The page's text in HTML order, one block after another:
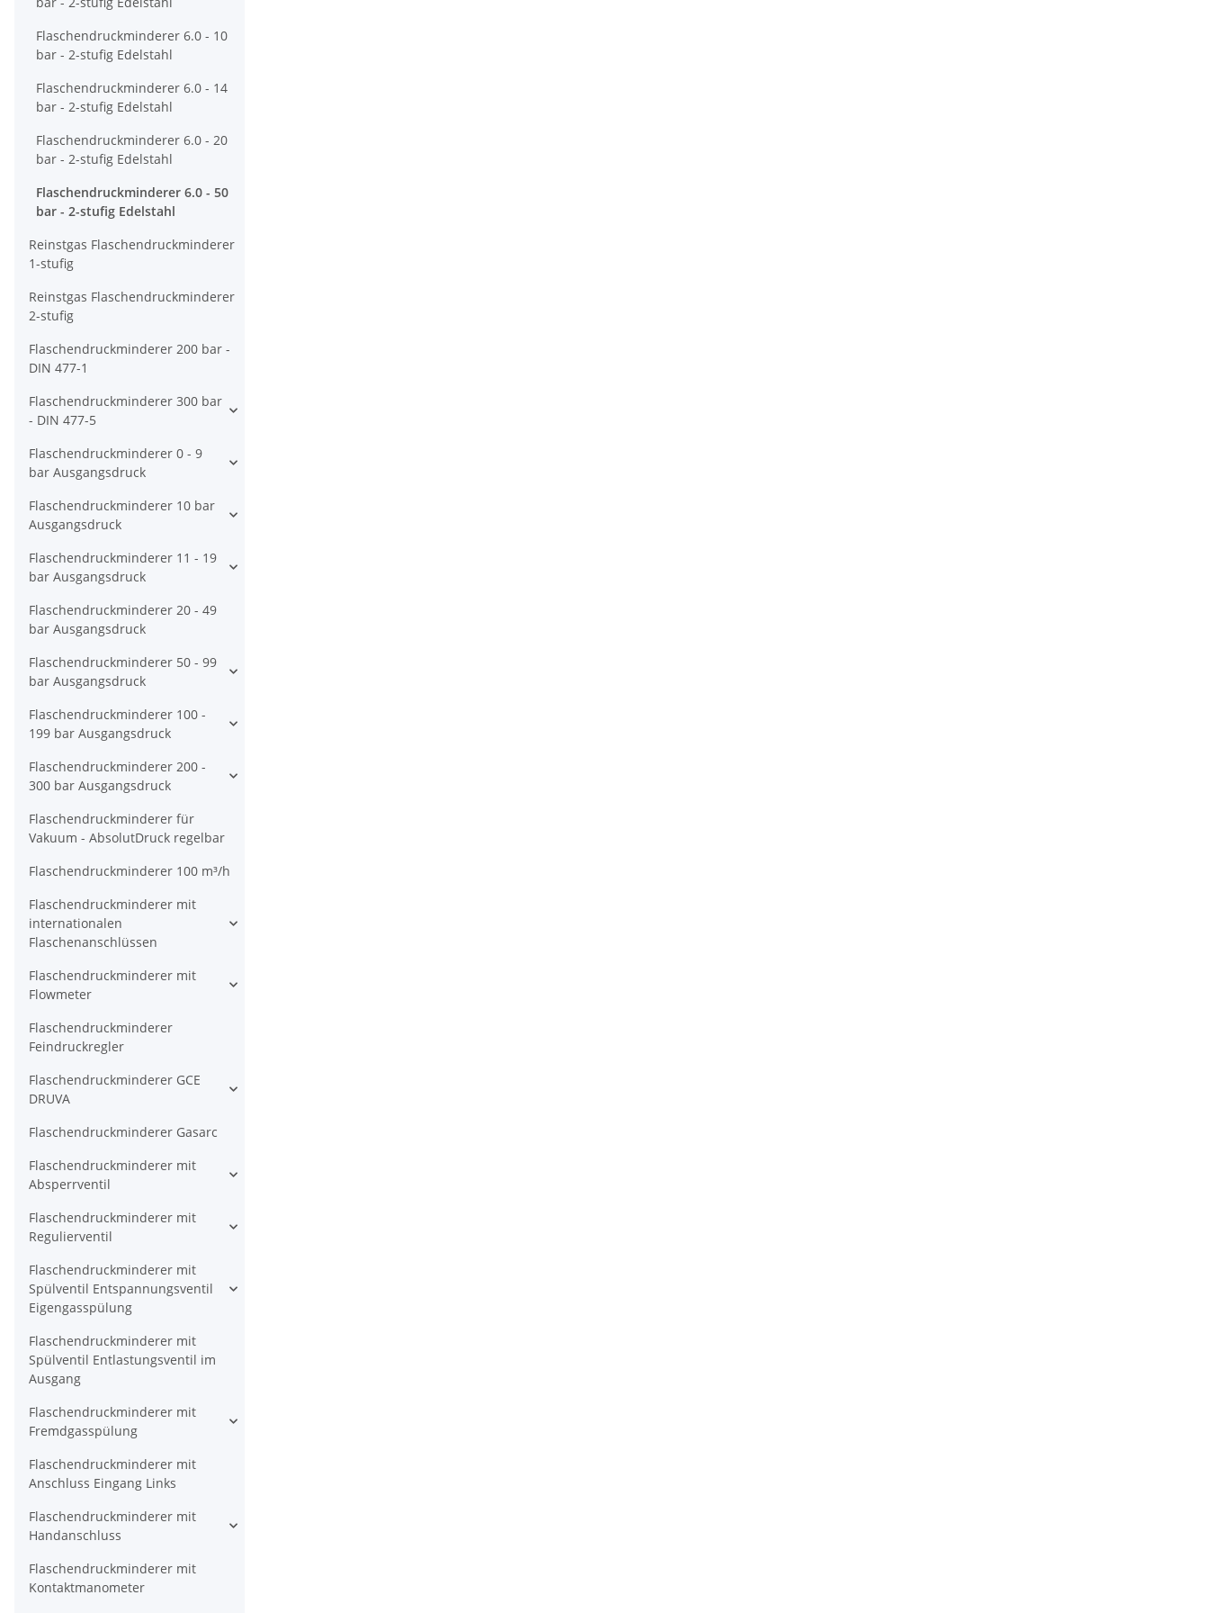
Flaschendruckminderer 6.0 - 10
bar - 2-stufig Edelstahl
Flaschendruckminderer 6.0 - 14
bar - 2-stufig Edelstahl
Flaschendruckminderer 6.0 - 20
bar - 2-stufig Edelstahl
Flaschendruckminderer 6.0 - 50
bar - 2-stufig Edelstahl
Reinstgas Flaschendruckminderer
1-stufig
Reinstgas Flaschendruckminderer
2-stufig
Flaschendruckminderer 200 bar -
DIN 477-1
Flaschendruckminderer 300 bar
- DIN 477-5
Flaschendruckminderer 0 - 9
bar Ausgangsdruck
Flaschendruckminderer 10 bar
Ausgangsdruck
Flaschendruckminderer 11 - 19
bar Ausgangsdruck
Flaschendruckminderer 20 - 49
bar Ausgangsdruck
Flaschendruckminderer 50 - 99
bar Ausgangsdruck
Flaschendruckminderer 100 -
199 bar Ausgangsdruck
Flaschendruckminderer 200 -
300 bar Ausgangsdruck
Flaschendruckminderer für
Vakuum - AbsolutDruck regelbar
Flaschendruckminderer 100 m³/h
Flaschendruckminderer mit
internationalen
Flaschenanschlüssen
Flaschendruckminderer mit
Flowmeter
Flaschendruckminderer
Feindruckregler
Flaschendruckminderer GCE
DRUVA
Flaschendruckminderer Gasarc
Flaschendruckminderer mit
Absperrventil
Flaschendruckminderer mit
Regulierventil
Flaschendruckminderer mit
Spülventil Entspannungsventil
Eigengasspülung
Flaschendruckminderer mit
Spülventil Entlastungsventil im
Ausgang
Flaschendruckminderer mit
Fremdgasspülung
Flaschendruckminderer mit
Anschluss Eingang Links
Flaschendruckminderer mit
Handanschluss
Flaschendruckminderer mit
Kontaktmanometer